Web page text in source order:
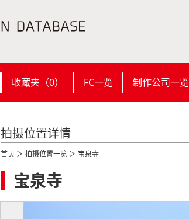
收藏夹（0） FC一览 制作公司一览
拍摄位置详情
首页 ＞ 拍摄位置一览 ＞ 宝泉寺
宝泉寺